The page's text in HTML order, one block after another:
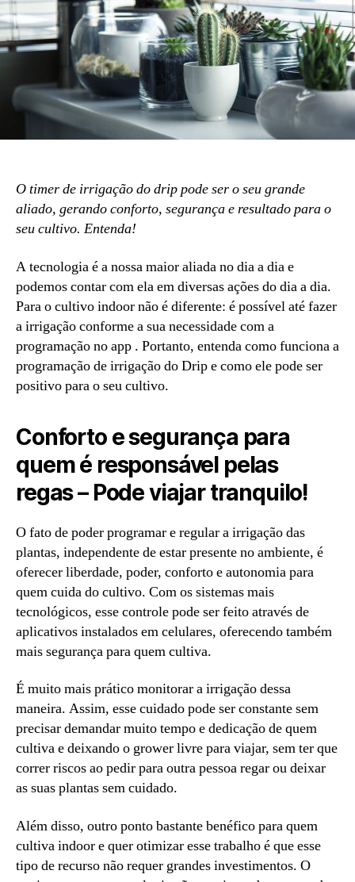
O timer de irrigação do drip pode ser o seu grande
aliado, gerando conforto, segurança e resultado para o
seu cultivo. Entenda!
A tecnologia é a nossa maior aliada no dia a dia e
podemos contar com ela em diversas ações do dia a dia.
Para o cultivo indoor não é diferente: é possível até fazer
a irrigação conforme a sua necessidade com a
programação no app . Portanto, entenda como funciona a
programação de irrigação do Drip e como ele pode ser
positivo para o seu cultivo.
Conforto e segurança para
quem é responsável pelas
regas – Pode viajar tranquilo!
O fato de poder programar e regular a irrigação das
plantas, independente de estar presente no ambiente, é
oferecer liberdade, poder, conforto e autonomia para
quem cuida do cultivo. Com os sistemas mais
tecnológicos, esse controle pode ser feito através de
aplicativos instalados em celulares, oferecendo também
mais segurança para quem cultiva.
É muito mais prático monitorar a irrigação dessa
maneira. Assim, esse cuidado pode ser constante sem
precisar demandar muito tempo e dedicação de quem
cultiva e deixando o grower livre para viajar, sem ter que
correr riscos ao pedir para outra pessoa regar ou deixar
as suas plantas sem cuidado.
Além disso, outro ponto bastante benéfico para quem
cultiva indoor e quer otimizar esse trabalho é que esse
tipo de recurso não requer grandes investimentos. O